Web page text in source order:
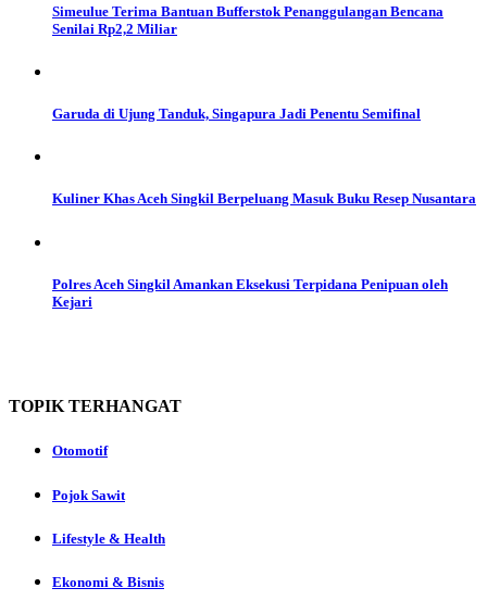
Simeulue Terima Bantuan Bufferstok Penanggulangan Bencana
Senilai Rp2,2 Miliar
Garuda di Ujung Tanduk, Singapura Jadi Penentu Semifinal
Kuliner Khas Aceh Singkil Berpeluang Masuk Buku Resep Nusantara
Polres Aceh Singkil Amankan Eksekusi Terpidana Penipuan oleh
Kejari
TOPIK TERHANGAT
Otomotif
Pojok Sawit
Lifestyle & Health
Ekonomi & Bisnis